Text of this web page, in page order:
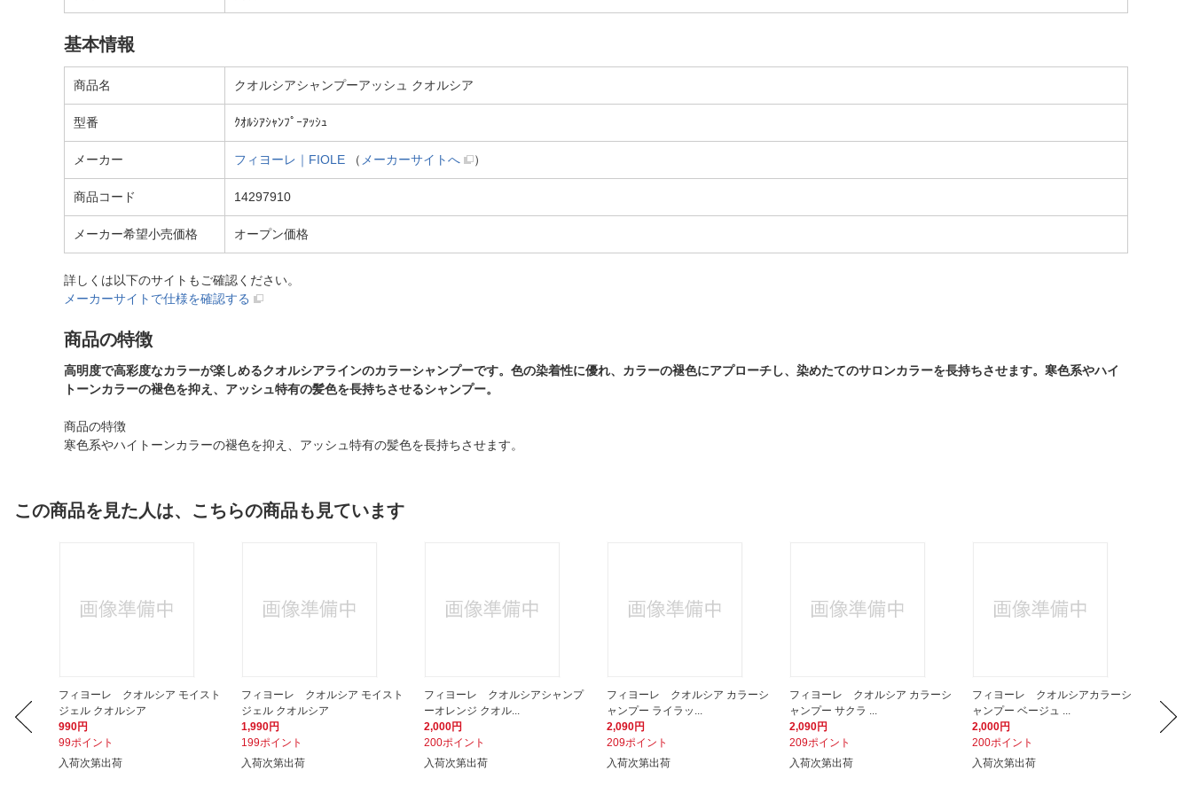
基本情報
商品名 クオルシアシャンプーアッシュ クオルシア
型番 ｸｵﾙｼｱｼｬﾝﾌﾟｰｱｯｼｭ
メーカー フィヨーレ｜FIOLE （ メーカーサイトへ ）
商品コード 14297910
メーカー希望小売価格 オープン価格
詳しくは以下のサイトもご確認ください。
メーカーサイトで仕様を確認する
商品の特徴
高明度で高彩度なカラーが楽しめるクオルシアラインのカラーシャンプーです。色の染着性に優れ、カラーの褪色にアプローチし、染めたてのサロンカラーを長持ちさせます。寒色系やハイ
トーンカラーの褪色を抑え、アッシュ特有の髪色を長持ちさせるシャンプー。
商品の特徴
寒色系やハイトーンカラーの褪色を抑え、アッシュ特有の髪色を長持ちさせます。
この商品を見た人は、こちらの商品も見ています
フィヨーレ クオルシア モイスト
ジェル クオルシア
990円
99ポイント
入荷次第出荷
フィヨーレ クオルシア モイスト
ジェル クオルシア
1,990円
199ポイント
入荷次第出荷
フィヨーレ クオルシアシャンプ
ーオレンジ クオル...
2,000円
200ポイント
入荷次第出荷
フィヨーレ クオルシア カラーシ
ャンプー ライラッ...
2,090円
209ポイント
入荷次第出荷
フィヨーレ クオルシア カラーシ
ャンプー サクラ ...
2,090円
209ポイント
入荷次第出荷
フィヨーレ クオルシアカラーシ
ャンプー ベージュ ...
2,000円
200ポイント
入荷次第出荷
ャン
2,000円